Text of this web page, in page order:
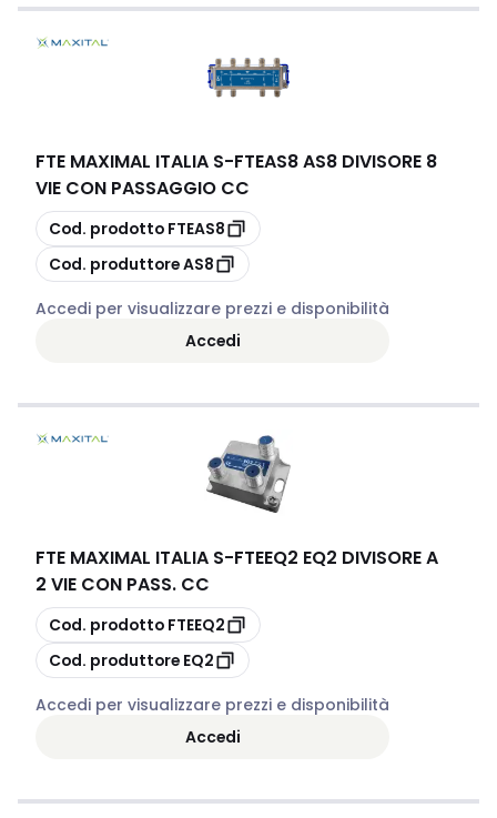
FTE MAXIMAL ITALIA S-FTEAS8 AS8 DIVISORE 8
VIE CON PASSAGGIO CC
copia
Cod. prodotto FTEAS8
copia
Cod. produttoreAS8
Accedi per visualizzare prezzi e disponibilità
Accedi
FTE MAXIMAL ITALIA S-FTEEQ2 EQ2 DIVISORE A
2 VIE CON PASS. CC
copia
Cod. prodotto FTEEQ2
copia
Cod. produttore EQ2
Accedi per visualizzare prezzi e disponibilità
Accedi